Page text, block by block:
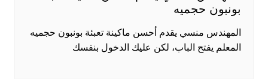
بونبون حجميه
المهندس منسي يقدم أحسن ماكينة تعبئة بونبون حجميه
المعلم يفتح الباب، لكن عليك الدخول بنفسك